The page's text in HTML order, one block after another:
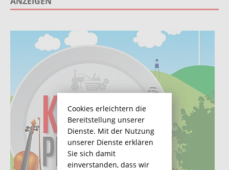
Cookies erleichtern die
Bereitstellung unserer
Dienste. Mit der Nutzung
unserer Dienste erklären
Sie sich damit
einverstanden, dass wir